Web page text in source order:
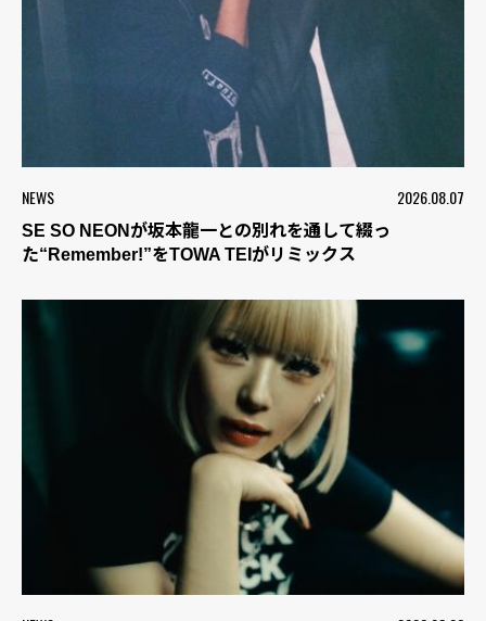
NEWS 2026.08.07
SE SO NEONが坂本龍一との別れを通して綴っ
た“Remember!”をTOWA TEIがリミックス